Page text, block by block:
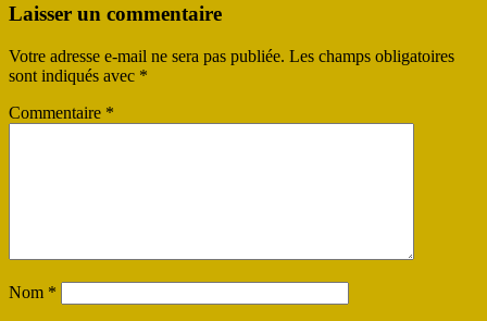
Laisser un commentaire
Votre adresse e-mail ne sera pas publiée. Les champs obligatoires
sont indiqués avec *
Commentaire *
Nom *